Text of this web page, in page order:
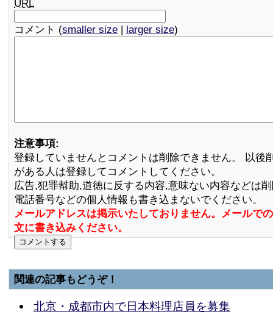
URL
コメント (smaller size | larger size)
注意事項:
登録していませんとコメントは削除できません。 以後
がある人は登録してコメントしてください。
広告,犯罪幇助,道徳に反する内容,意味ない内容などは
電話番号などの個人情報も書き込まないでください。
メールアドレスは掲示いたしておりません。メールで
文に書き込みください。
関連の記事もどうぞ！
北京・成都市内で日本料理店員を募集